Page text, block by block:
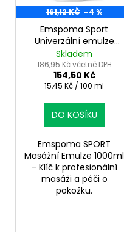
tr 161,12 KČ –4 %
Emspoma Sport
Univerzální emulze
1000ml
Skladem
186,95 Kč včetně DPH
154,50 Kč
Měrná
15,45 Kč / 100 ml
DO KOŠÍKU
Emspoma SPORT
Masážní Emulze 1000ml
– Klíč k profesionální
masáži a péči o
pokožku.